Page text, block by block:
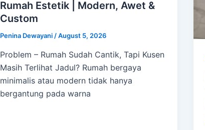
Rumah Estetik | Modern, Awet &
Custom
Penina Dewayani/August 5, 2026
Problem – Rumah Sudah Cantik, Tapi Kusen
Masih Terlihat Jadul? Rumah bergaya
minimalis atau modern tidak hanya
bergantung pada warna